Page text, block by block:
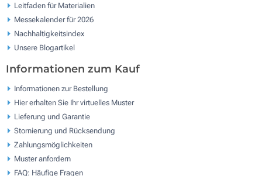
Leitfaden für Materialien
Messekalender für 2026
Nachhaltigkeitsindex
Unsere Blogartikel
Informationen zum Kauf
Informationen zur Bestellung
Hier erhalten Sie Ihr virtuelles Muster
Lieferung und Garantie
Stornierung und Rücksendung
Zahlungsmöglichkeiten
Muster anfordern
FAQ: Häufige Fragen